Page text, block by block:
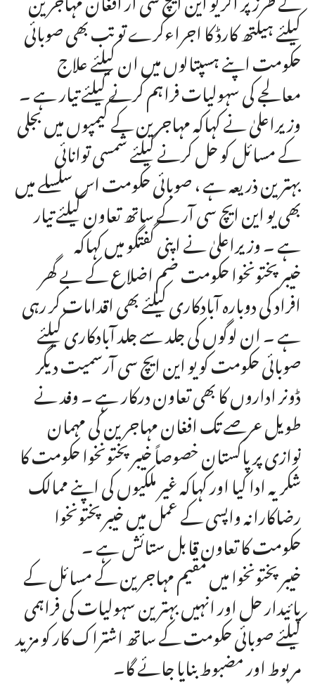
کیلئے ہیلتھ کارڈ کا اجراءکرے تو تب بھی صوبائی
حکومت اپنے ہسپتالوں میں ان کیلئے علاج
معالجے کی سہولیات فراہم کرنے کیلئے تیار ہے ۔
وزیراعلیٰ نے کہاکہ مہاجرین کے کیمپوں میں بجلی
کے مسائل کو حل کرنے کیلئے شمسی توانائی
بہترین ذریعہ ہے ، صوبائی حکومت اس سلسلے میں
بھی یو این ایچ سی آر کے ساتھ تعاون کیلئے تیار
ہے ۔ وزیراعلیٰ نے اپنی گفتگو میں کہاکہ
خیبرپختونخوا حکومت ضم اضلاع کے بے گھر
افراد کی دوبارہ آبادکاری کیلئے بھی اقدامات کر رہی
ہے ۔ ان لوگوں کی جلد سے جلد آبادکاری کیلئے
صوبائی حکومت کو یو این ایچ سی آرسمیت دیگر
ڈونر اداروں کا بھی تعاون درکار ہے ۔ وفد نے
طویل عرصے تک افغان مہاجرین کی مہمان
نوازی پر پاکستان خصوصاً خیبرپختونخوا حکومت کا
شکریہ ادا کیا اور کہاکہ غیر ملکیوں کی اپنے ممالک
رضاکارانہ واپسی کے عمل میں خیبرپختونخوا
حکومت کا تعاون قابل ستائش ہے ۔
خیبرپختونخوا میں مقیم مہاجرین کے مسائل کے
پائیدار حل اور انہیں بہترین سہولیات کی فراہمی
کیلئے صوبائی حکومت کے ساتھ اشتراک کار کو مزید
مربوط اور مضبوط بنایا جائے گا۔